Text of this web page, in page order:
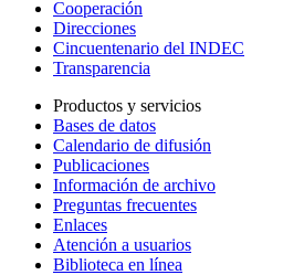
Cooperación
Direcciones
Cincuentenario del INDEC
Transparencia
Productos y servicios
Bases de datos
Calendario de difusión
Publicaciones
Información de archivo
Preguntas frecuentes
Enlaces
Atención a usuarios
Biblioteca en línea